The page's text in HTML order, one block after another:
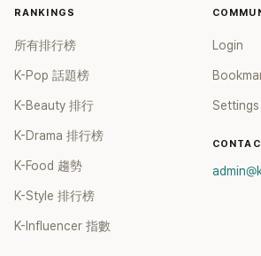
RANKINGS
所有排行榜
K-Pop 話題榜
K-Beauty 排行
K-Drama 排行榜
K-Food 趨勢
K-Style 排行榜
K-Influencer 指數
Login
Settings